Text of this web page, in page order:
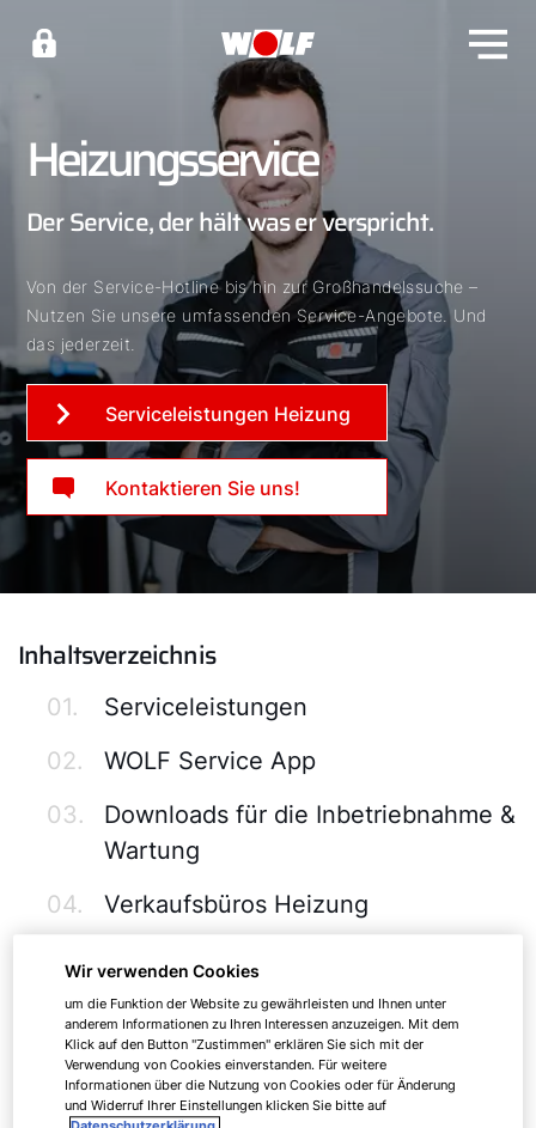
Heizungsservice
Der Service, der hält was er verspricht.
Von der Service-Hotline bis hin zur Großhandelssuche –
Nutzen Sie unsere umfassenden Service-Angebote. Und
das jederzeit.
Serviceleistungen Heizung
Kontaktieren Sie uns!
Inhaltsverzeichnis
01.
Serviceleistungen
02.
WOLF Service App
03.
Downloads für die Inbetriebnahme &
Wartung
04.
Verkaufsbüros Heizung
05.
5 Jahre Garantie
06.
Service Clips
01.WOLF Serviceleistungen
Wir verwenden Cookies
um die Funktion der Website zu gewährleisten und Ihnen unter
anderem Informationen zu Ihren Interessen anzuzeigen. Mit dem
Klick auf den Button "Zustimmen" erklären Sie sich mit der
Verwendung von Cookies einverstanden. Für weitere
Informationen über die Nutzung von Cookies oder für Änderung
und Widerruf Ihrer Einstellungen klicken Sie bitte auf